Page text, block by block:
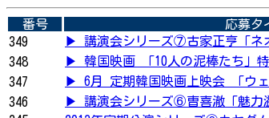
番号 応募タ
349
▶ 講演会シリーズ⑦古家正亨「ネ
348
▶ 韓国映画 「10人の泥棒たち」
347
▶ 6月 定期韓国映画上映会 「ウェ
346
▶ 講演会シリーズ⑥曺喜澈「魅力